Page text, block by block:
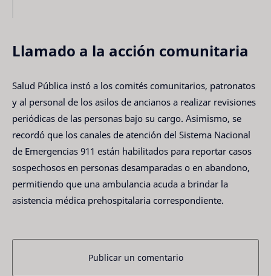
Llamado a la acción comunitaria
Salud Pública instó a los comités comunitarios, patronatos
y al personal de los asilos de ancianos a realizar revisiones
periódicas de las personas bajo su cargo. Asimismo, se
recordó que los canales de atención del Sistema Nacional
de Emergencias 911 están habilitados para reportar casos
sospechosos en personas desamparadas o en abandono,
permitiendo que una ambulancia acuda a brindar la
asistencia médica prehospitalaria correspondiente.
Publicar un comentario